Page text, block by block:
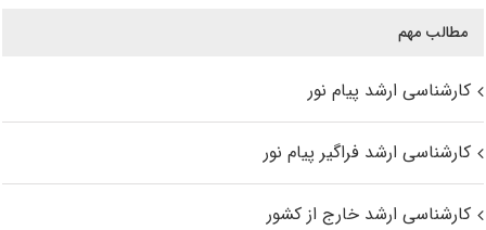
مطالب مهم
کارشناسی ارشد پیام نور
کارشناسی ارشد فراگیر پیام نور
کارشناسی ارشد خارج از کشور